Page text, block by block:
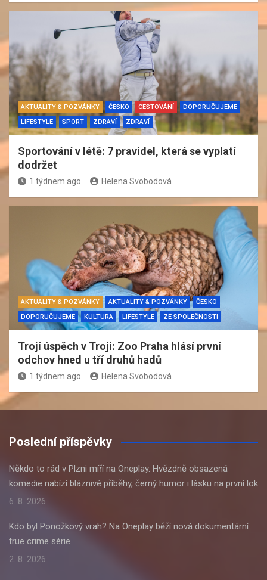
AKTUALITY & POZVÁNKY ČESKO CESTOVÁNÍ
DOPORUČUJEME
LIFESTYLE
SPORT ZDRAVÍ ZDRAVÍ
Sportování v létě: 7 pravidel, která se vyplatí
dodržet
1 týdnem ago Helena Svobodová
AKTUALITY & POZVÁNKY AKTUALITY & POZVÁNKY
ČESKO
DOPORUČUJEME
KULTURA LIFESTYLE ZE SPOLEČNOSTI
Trojí úspěch v Troji: Zoo Praha hlásí první
odchov hned u tří druhů hadů
1 týdnem ago Helena Svobodová
Poslední příspěvky
Někdo to rád v Plzni míří na Oneplay. Hvězdně obsazená
komedie nabízí bláznivé příběhy, černý humor i lásku na první lok
6. 8. 2026
Kdo byl Ponožkový vrah? Na Oneplay běží nová dokumentární
true crime série
2. 8. 2026